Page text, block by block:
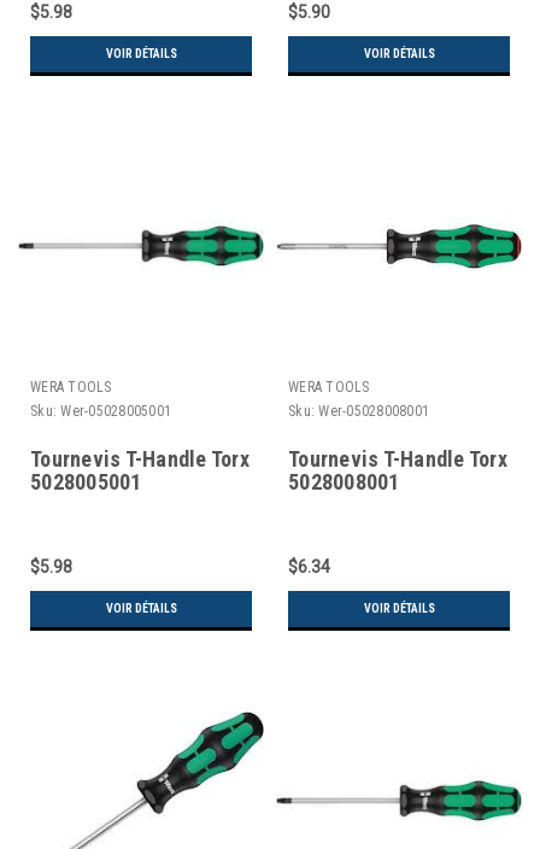
$5.98
VOIR DÉTAILS
$5.90
VOIR DÉTAILS
WERA TOOLS
Sku: Wer-05028005001
Tournevis T-Handle Torx
5028005001
$5.98
VOIR DÉTAILS
WERA TOOLS
Sku: Wer-05028008001
Tournevis T-Handle Torx
5028008001
$6.34
VOIR DÉTAILS